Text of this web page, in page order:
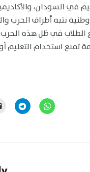
في السودان،
وطنية تنبه أطراف الحرب
الطلاب في ظل هذه الحرب
تمنع استخدام التعليم